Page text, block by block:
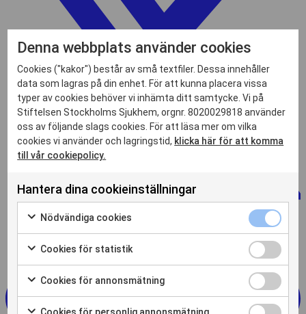
Denna webbplats använder cookies
Cookies ("kakor") består av små textfiler. Dessa innehåller
data som lagras på din enhet. För att kunna placera vissa
typer av cookies behöver vi inhämta ditt samtycke. Vi på
Stiftelsen Stockholms Sjukhem, orgnr. 8020029818 använder
oss av följande slags cookies. För att läsa mer om vilka
cookies vi använder och lagringstid, klicka här för att komma
till vår cookiepolicy.
Hantera dina cookieinställningar
Nödvändiga cookies
Markera
för
samtycka
till
användning
av
Nödvändiga
cookies
kryssruta
Cookies för statistik
Markera
för
samtycka
Cookies
för
statistik
kryssruta
Cookies för annonsmätning
Markera
för
Cookies
för
Cookies för personlig annonsmätning
Cookies